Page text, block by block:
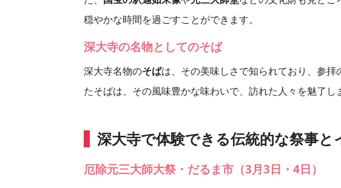
穏やかな時間を過ごすことができます。
深大寺の名物としてのそば
深大寺名物のそばは、その美味しさで知られており、参
たそばは、その風味豊かな味わいで、訪れた人々を魅了し
深大寺で体験できる伝統的な祭事と
厄除元三大師大祭・だるま市（3月3日・4日）